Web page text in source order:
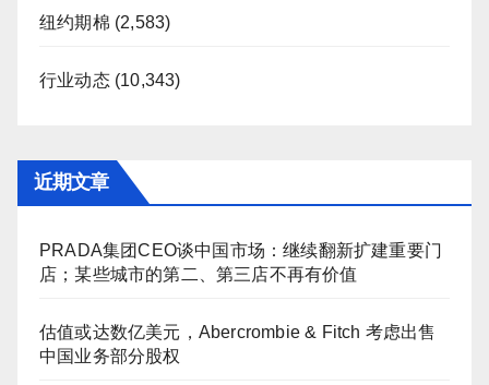
纽约期棉 (2,583)
行业动态(10,343)
近期文章
PRADA集团CEO谈中国市场：继续翻新扩建重要门
店；某些城市的第二、第三店不再有价值
估值或达数亿美元，Abercrombie & Fitch 考虑出售
中国业务部分股权